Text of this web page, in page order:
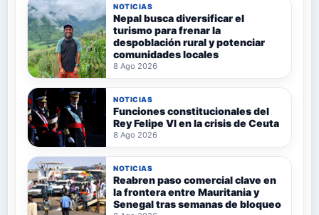
NOTICIAS
Nepal busca diversificar el
turismo para frenar la
despoblación rural y potenciar
comunidades locales
8 Ago 2026
NOTICIAS
Funciones constitucionales del
Rey Felipe VI en la crisis de Ceuta
8 Ago 2026
NOTICIAS
Reabren paso comercial clave en
la frontera entre Mauritania y
Senegal tras semanas de bloqueo